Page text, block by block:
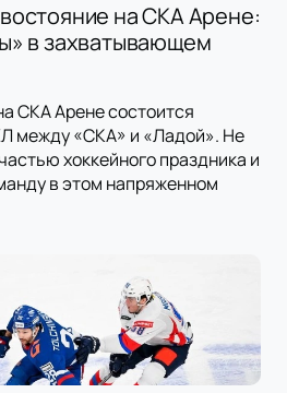
на СКА Арене:
в захватывающем
СКА Арене состоится
между «СКА» и «Ладой». Не
хоккейного праздника и
в этом напряженном